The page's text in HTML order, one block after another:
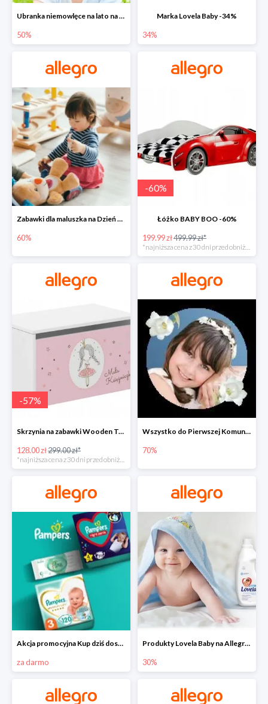
Ubranka niemowlęce na lato na Allegro do -50%
50%
Marka Lovela Baby -34%
34%
Zabawki dla maluszka na Dzień Dziecka na Allegro do -60%
60%
-60%
Łóżko BABY BOO -60%
199.99 zł499.99 zł*
*najniższa cena z 30 dni przed obniżką
-57%
Skrzynia na zabawki Wooden Toys -57%
128.00 zł299.00 zł*
Wszystko do Pierwszej Komunii na Allegro do -70%
70%
Akcja promocyjna Kup dziś dostawa jutro
za darmo
Produkty Lovela Baby na Allegro do -30%
30%